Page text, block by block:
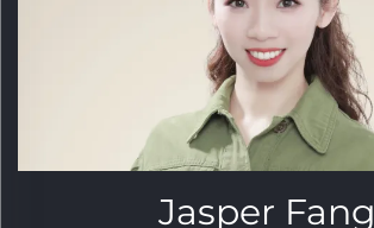
Jasper Fang